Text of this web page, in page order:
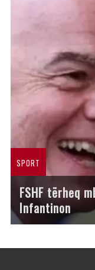
SPORT
FSHF tërheq
Infantinon